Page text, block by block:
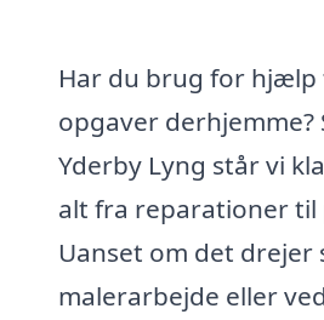
Har du brug for hjælp
opgaver
Yderby Lyng står vi
alt fra reparationer til
Uanset om det drejer
malerarbejde eller